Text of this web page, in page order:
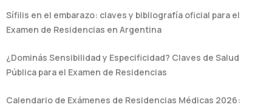
Sífilis en el embarazo: claves y bibliografía oficial para el
Examen de Residencias en Argentina
¿Dominás Sensibilidad y Especificidad? Claves de Salud
Pública para el Examen de Residencias
Calendario de Exámenes de Residencias Médicas 2026: